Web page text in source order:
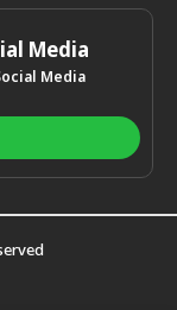
Media
Media